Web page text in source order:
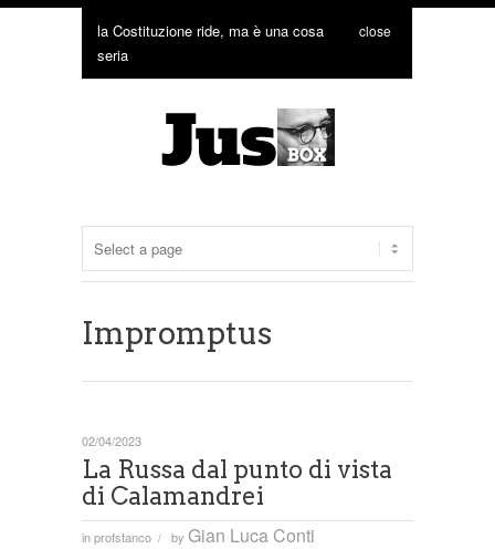
la Costituzione ride, ma è una cosa
seria
close
Impromptus
La Russa dal punto di vista
di Calamandrei
inprofstanco / by Gian Luca Conti
02/04/2023